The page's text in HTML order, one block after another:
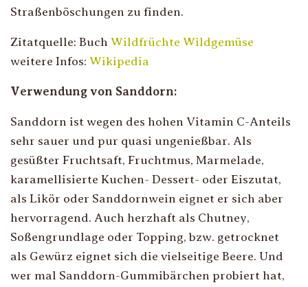
Straßenböschungen zu finden.
Zitatquelle: Buch Wildfrüchte Wildgemüse
weitere Infos: Wikipedia
Verwendung von Sanddorn:
Sanddorn ist wegen des hohen Vitamin C-Anteils
sehr sauer und pur quasi ungenießbar. Als
gesüßter Fruchtsaft, Fruchtmus, Marmelade,
karamellisierte Kuchen- Dessert- oder Eiszutat,
als Likör oder Sanddornwein eignet er sich aber
hervorragend. Auch herzhaft als Chutney,
Soßengrundlage oder Topping, bzw. getrocknet
als Gewürz eignet sich die vielseitige Beere. Und
wer mal Sanddorn-Gummibärchen probiert hat,